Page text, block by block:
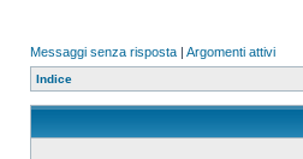
Messaggi senza risposta | Argomenti attivi
Indice